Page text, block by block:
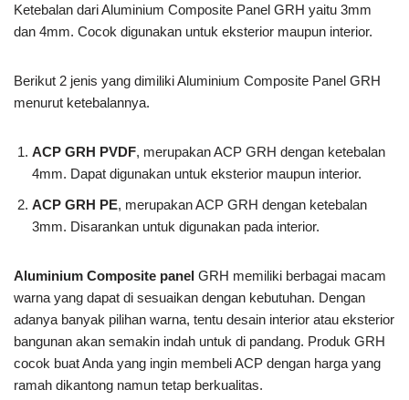
Ketebalan dari Aluminium Composite Panel GRH yaitu 3mm
dan 4mm. Cocok digunakan untuk eksterior maupun interior.
Berikut 2 jenis yang dimiliki Aluminium Composite Panel GRH
menurut ketebalannya.
ACP GRH PVDF, merupakan ACP GRH dengan ketebalan
4mm. Dapat digunakan untuk eksterior maupun interior.
ACP GRH PE, merupakan ACP GRH dengan ketebalan
3mm. Disarankan untuk digunakan pada interior.
Aluminium Composite panel GRH memiliki berbagai macam
warna yang dapat di sesuaikan dengan kebutuhan. Dengan
adanya banyak pilihan warna, tentu desain interior atau eksterior
bangunan akan semakin indah untuk di pandang. Produk GRH
cocok buat Anda yang ingin membeli ACP dengan harga yang
ramah dikantong namun tetap berkualitas.